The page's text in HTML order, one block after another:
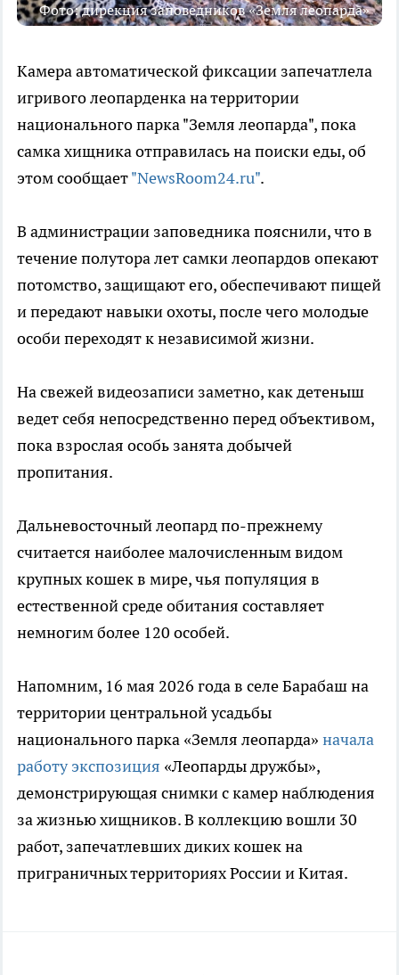
Фото: дирекция заповедников «Земля леопарда»
Камера автоматической фиксации запечатлела
игривого леопарденка на территории
национального парка "Земля леопарда", пока
самка хищника отправилась на поиски еды, об
этом сообщает"NewsRoom24.ru".
В администрации заповедника пояснили, что в
течение полутора лет самки леопардов опекают
потомство, защищают его, обеспечивают пищей
и передают навыки охоты, после чего молодые
особи переходят к независимой жизни.
На свежей видеозаписи заметно, как детеныш
ведет себя непосредственно перед объективом,
пока взрослая особь занята добычей
пропитания.
Дальневосточный леопард по-прежнему
считается наиболее малочисленным видом
крупных кошек в мире, чья популяция в
естественной среде обитания составляет
немногим более 120 особей.
Напомним, 16 мая 2026 года в селе Барабаш на
территории центральной усадьбы
национального парка «Земля леопарда» начала
работу экспозиция «Леопарды дружбы»,
демонстрирующая снимки с камер наблюдения
за жизнью хищников. В коллекцию вошли 30
работ, запечатлевших диких кошек на
приграничных территориях России и Китая.